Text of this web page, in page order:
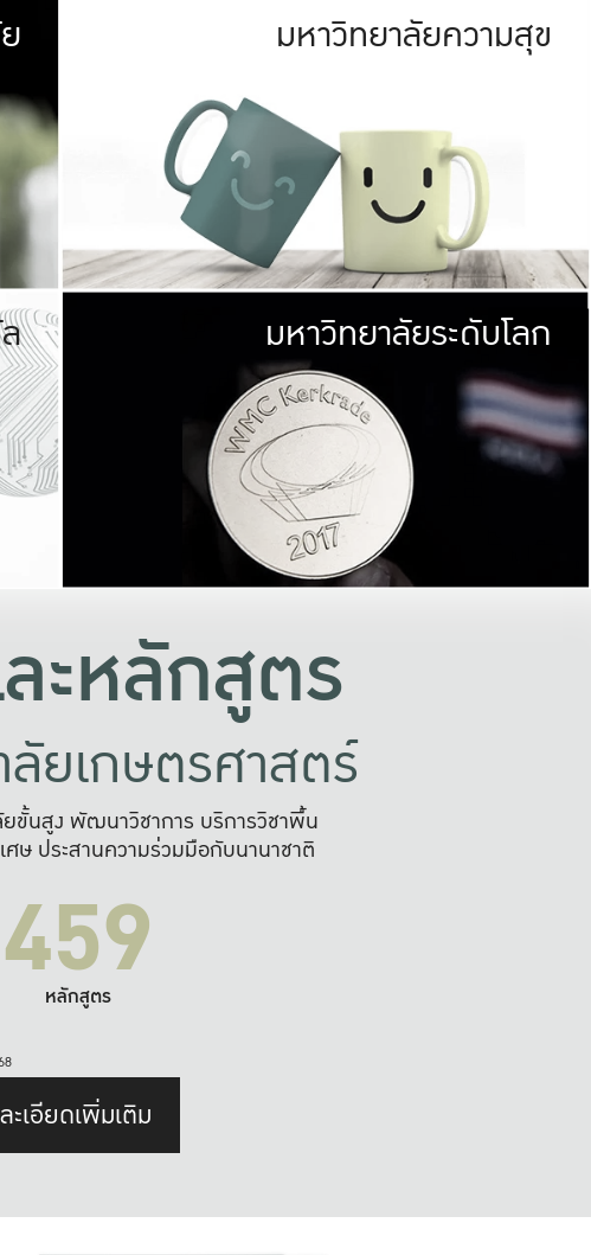
ลัย
ยวสดใส หนาแน่น
FOREST)
AGRICULTURE)
ระมาณ 1,400 ไร่
มหาวิทยาลัย
ให้กับประชาชน
มหาวิทยาลัยความสุข
ต่อสังคม
เพื่อความกินดีอยู่ดี
วามสุขอย่างยั่งยืน
ปัญหาในภาพกว้าง
จากปัญหาจุดเล็กๆ
มหาวิทยา
พร้อมที่จ
และผลักดันในการใช้ระบบส
เพื่อการทำงานแ
มหาวิทยาลัยระดับโลก
ะหลักสูตร
ยเกษตรศาสตร์
ขั้นสูง พัฒนาวิชาการ บริการวิชาพื้น
ศษ ประสานความร่วมมือกับนานาชาติ
459
หลักสูตร
ะเอียดเพิ่มเติม